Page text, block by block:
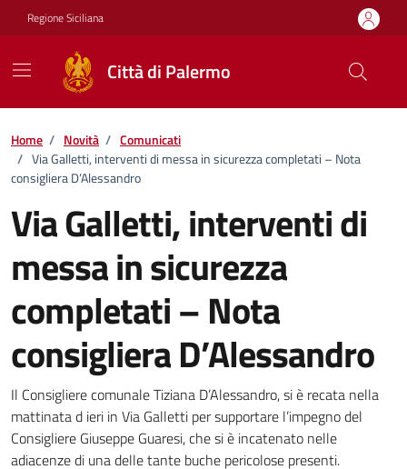
Vai ai contenuti
Vai al footer
Regione Siciliana
Città di Palermo
Home / Novità / Comunicati
/ Via Galletti, interventi di messa in sicurezza completati – Nota
consigliera D’Alessandro
Via Galletti, interventi di
messa in sicurezza
completati – Nota
consigliera D’Alessandro
Dettagli della notizia
Il Consigliere comunale Tiziana D’Alessandro, si è recata nella
mattinata d ieri in Via Galletti per supportare l’impegno del
Consigliere Giuseppe Guaresi, che si è incatenato nelle
adiacenze di una delle tante buche pericolose presenti.